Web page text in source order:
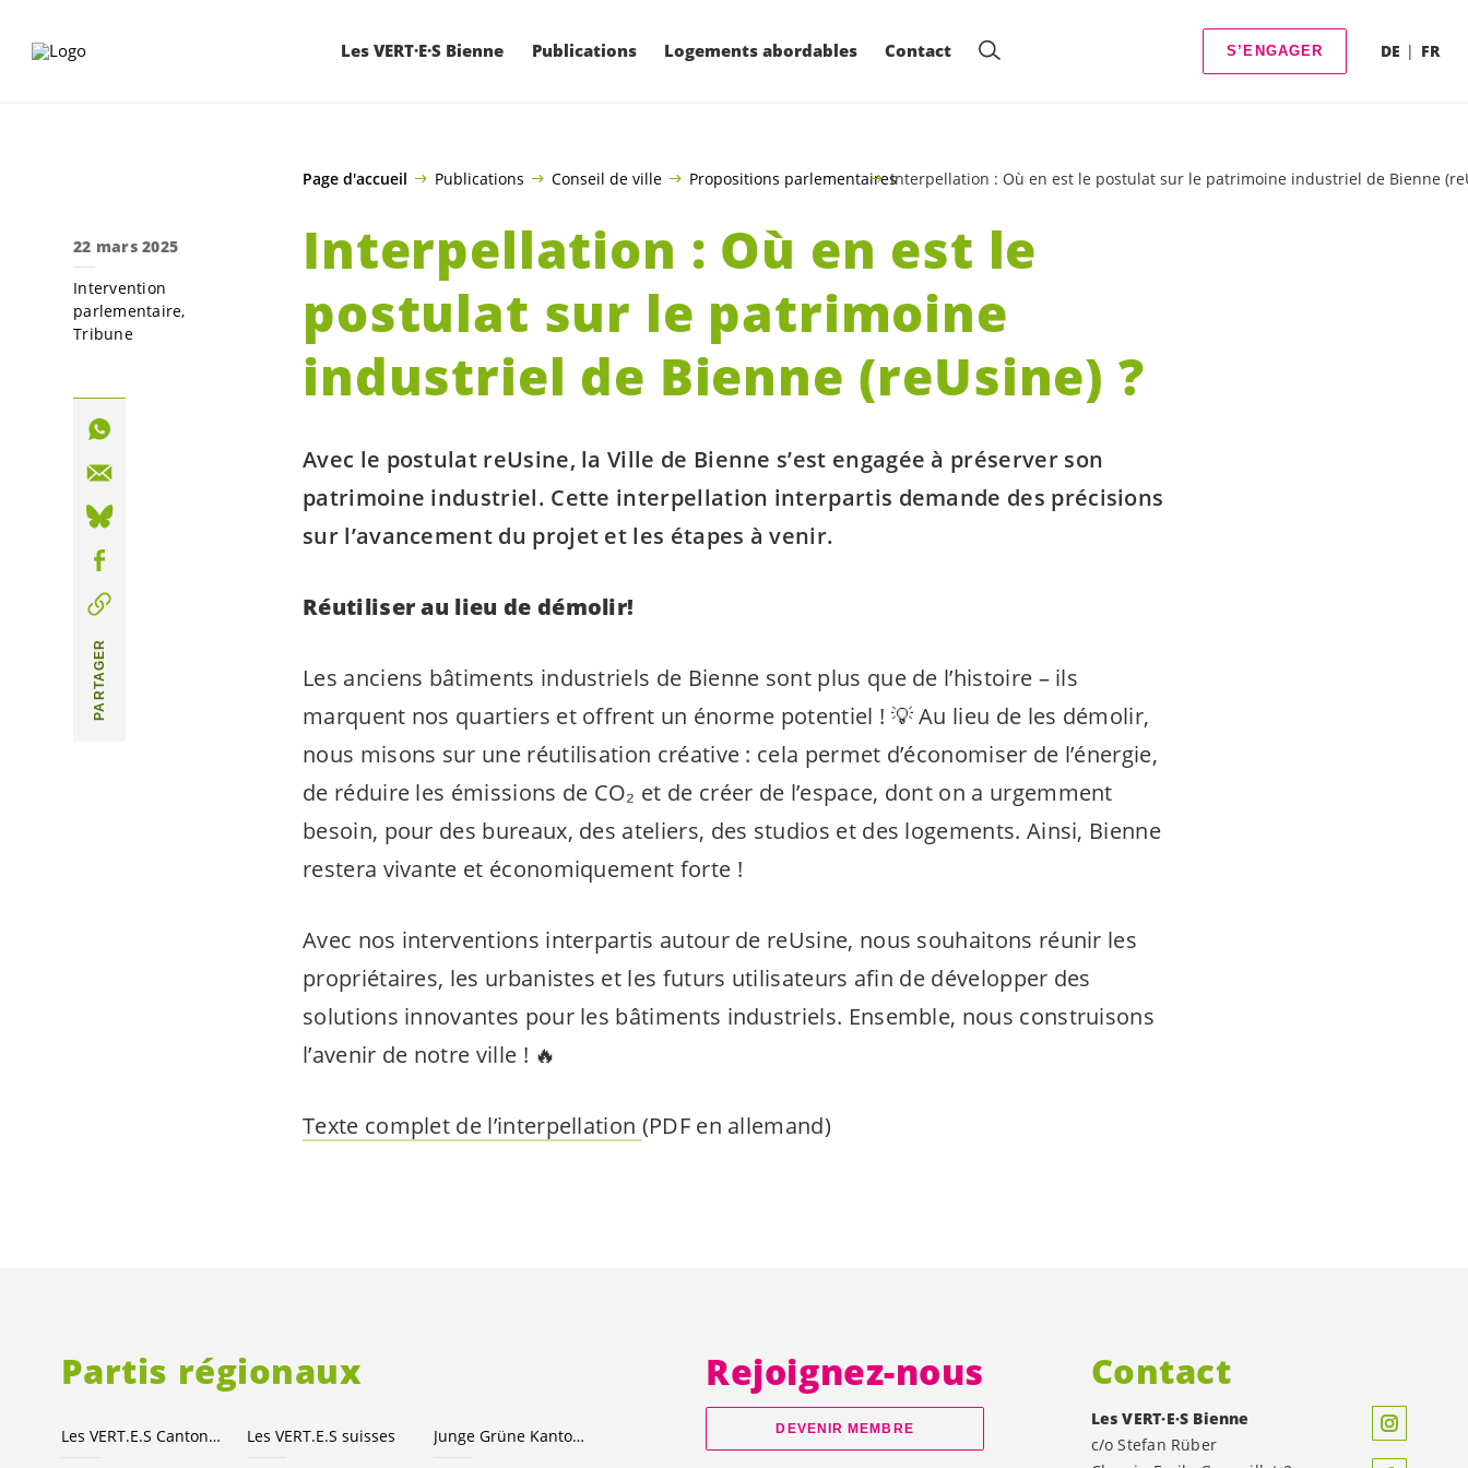
Les VERT·E·S Bienne Publications Logements abordables Contact S’ENGAGER DE FR
Page d'accueil Publications Conseil de ville Propositions parlementairesInterpellation : Où en est le postulat sur le patrimoine industriel de Bienne
Interpellation : Où en est le
postulat sur le patrimoine
industriel de Bienne (reUsine) ?
Avec le postulat reUsine, la Ville de Bienne s’est engagée à préserver son
patrimoine industriel. Cette interpellation interpartis demande des précisions
sur l’avancement du projet et les étapes à venir.
Réutiliser au lieu de démolir!
Les anciens bâtiments industriels de Bienne sont plus que de l’histoire – ils
marquent nos quartiers et offrent un énorme potentiel ! 💡 Au lieu de les démolir,
nous misons sur une réutilisation créative : cela permet d’économiser de l’énergie,
de réduire les émissions de CO₂ et de créer de l’espace, dont on a urgemment
besoin, pour des bureaux, des ateliers, des studios et des logements. Ainsi, Bienne
restera vivante et économiquement forte !
Avec nos interventions interpartis autour de reUsine, nous souhaitons réunir les
propriétaires, les urbanistes et les futurs utilisateurs afin de développer des
solutions innovantes pour les bâtiments industriels. Ensemble, nous construisons
l’avenir de notre ville ! 🔥
Texte complet de l’interpellation (PDF en allemand)
22 mars 2025
Intervention
parlementaire
Tribune
PARTAGER
Partis régionaux
Les VERT.E.S Canton de Berne LesVERT.E.S suisses Junge Grüne Kanton Bern
Rejoignez-nous
DEVENIR MEMBRE
Contact
LesVERT·E·S Bienne
c/o Stefan Rüber